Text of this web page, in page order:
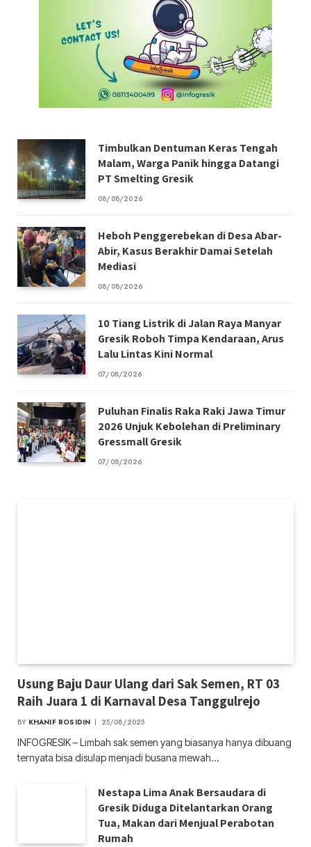
Timbulkan Dentuman Keras Tengah
Malam, Warga Panik hingga Datangi
PT Smelting Gresik
08/08/2026
Heboh Penggerebekan di Desa Abar-
Abir, Kasus Berakhir Damai Setelah
Mediasi
08/08/2026
10 Tiang Listrik di Jalan Raya Manyar
Gresik Roboh Timpa Kendaraan, Arus
Lalu Lintas Kini Normal
07/08/2026
Puluhan Finalis Raka Raki Jawa Timur
2026 Unjuk Kebolehan di Preliminary
Gressmall Gresik
07/08/2026
Usung Baju Daur Ulang dari Sak Semen, RT 03
Raih Juara 1 di Karnaval Desa Tanggulrejo
BY KHANIF ROSIDIN 25/08/2025
INFOGRESIK – Limbah sak semen yang biasanya hanya dibuang
ternyata bisa disulap menjadi busana mewah…
Nestapa Lima Anak Bersaudara di
Gresik Diduga Ditelantarkan Orang
Tua, Makan dari Menjual Perabotan
Rumah